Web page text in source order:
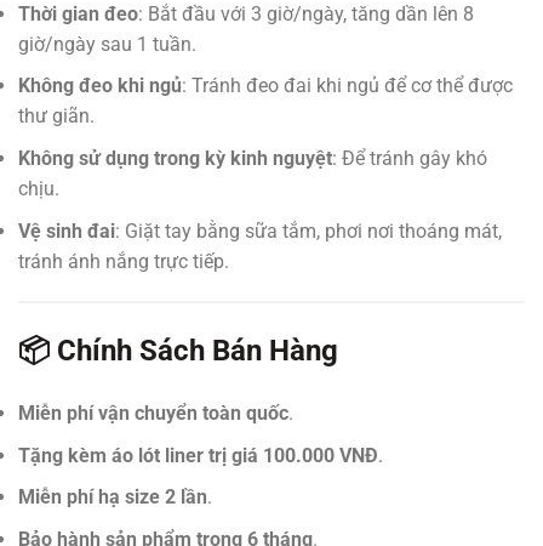
Thời gian đeo: Bắt đầu với 3 giờ/ngày, tăng dần lên 8
giờ/ngày sau 1 tuần.
Không đeo khi ngủ: Tránh đeo đai khi ngủ để cơ thể được
thư giãn.
Không sử dụng trong kỳ kinh nguyệt: Để tránh gây khó
chịu.
Vệ sinh đai: Giặt tay bằng sữa tắm, phơi nơi thoáng mát,
tránh ánh nắng trực tiếp.
📦 Chính Sách Bán Hàng
Miễn phí vận chuyển toàn quốc.
Tặng kèm áo lót liner trị giá 100.000 VNĐ.
Miễn phí hạ size 2 lần.
Bảo hành sản phẩm trong 6 tháng.